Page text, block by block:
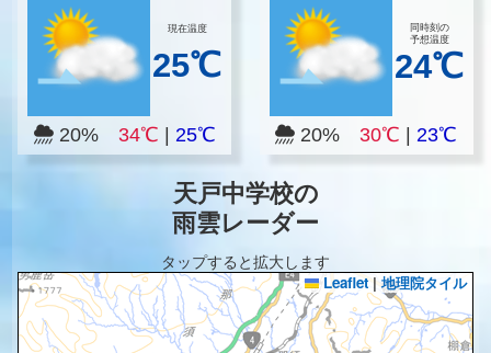
現在温度
25℃
20% 34℃ 25℃
同時刻の
予想温度
24℃
20%30℃ |23℃
天戸中学校の
雨雲レーダー
タップすると拡大します
Leaflet | 地理院タイル